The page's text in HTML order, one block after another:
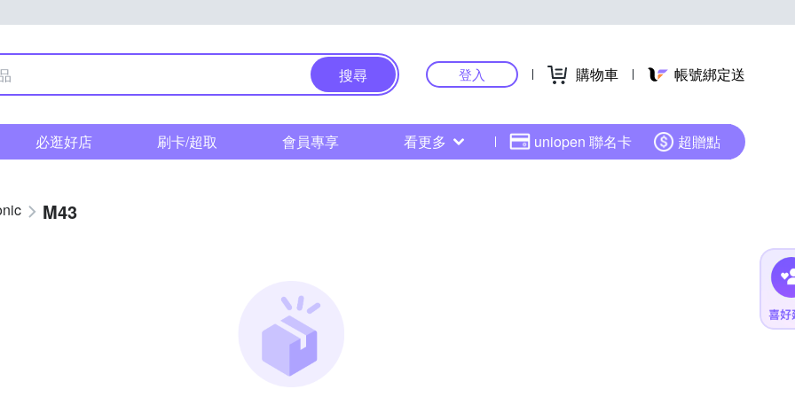
搜尋 登入 購物車 帳號綁定送
必逛好店 刷卡/超取 會員專享 看更多 uniopen 聯名卡 超贈點
M43